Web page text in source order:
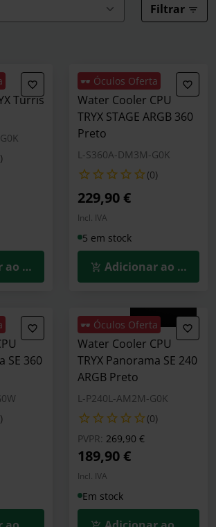
da marca é o water cooler AIO
um ecrã AMOLED curvo de 6,5
LUCA, uma caixa personalizável
de alta qualidade, como alumínio
temperado.
e ao trabalho de equipa do Pro
clientes de toda a Europa terão
aos produtos TRYX.
Filtrar
Turris
Carrinho
🕶️ Óculos Oferta
Water Cooler CPU
TRYX STAGE ARGB 360
Preto
L-S360A-DM3M-G0K
(0)
229,90 €
Incl. IVA
5 em stock
Adicionar ao
SE 360
🕶️ Óculos Oferta
Water Cooler CPU
TRYX Panorama SE 240
ARGB Preto
L-P240L-AM2M-G0K
(0)
PVPR: Preço reduzido de
269,90 €para
189,90 €
Incl. IVA
Em stock